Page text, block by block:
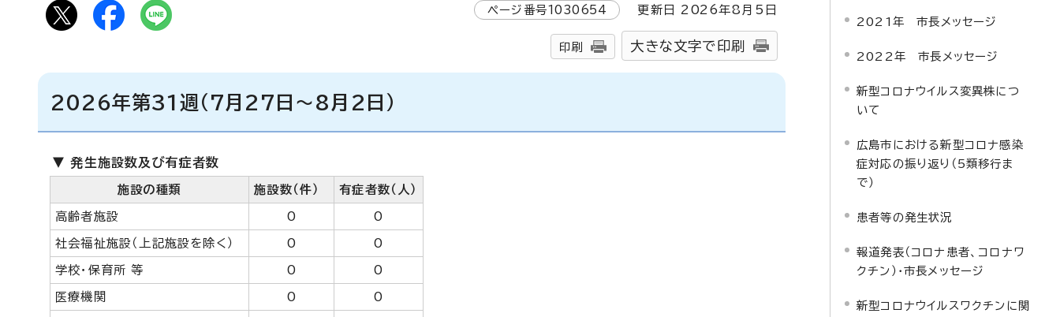
ページ番号1030654 更新日 2026年8月5日
印刷 大きな文字で印刷
2026年第31週（7月27日～8月2日）
▼ 発生施設数及び有症者数
施設の種類 施設数（件） 有症者数（人）
高齢者施設 0 0
社会福祉施設（上記施設を除く） 0 0
学校・保育所 等 0 0
医療機関 0 0
2021年 市長メッセージ
2022年 市長メッセージ
新型コロナウイルス変異株につ
いて
広島市における新型コロナ感染
症対応の振り返り（5類移行ま
で）
患者等の発生状況
報道発表（コロナ患者、コロナワ
クチン）・市長メッセージ
新型コロナウイルスワクチンに関